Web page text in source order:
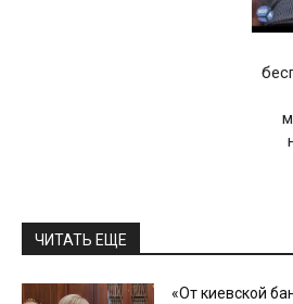
ЧИТАТЬ ЕЩЕ
«От киевской